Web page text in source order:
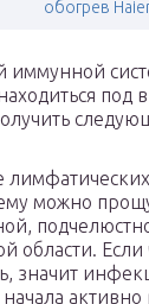
обогрев
иммунной
под
можно
области. Если
значит